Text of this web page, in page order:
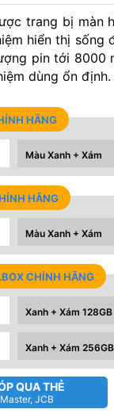
trang bị màn
hiển thị sống
pin tới 8000
dùng ổn định.
HÃNG
Màu Xanh + Xám
HÃNG
Màu Xanh + Xám
CHÍNH HÃNG
Xanh + Xám 128GB
Xanh + Xám 256GB
QUA THẺ
JCB